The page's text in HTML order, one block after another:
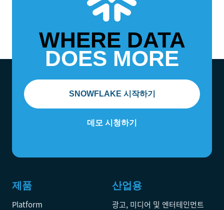
WHERE DATA
DOES MORE
SNOWFLAKE 시작하기
데모 시청하기
제품
Platform
산업용
광고, 미디어 및 엔터테인먼트